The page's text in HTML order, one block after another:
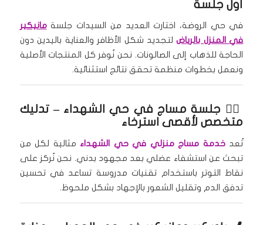
أول جلسة
في حي الروضة، اختارت العديد من السيدات جلسةمانيكير
في المنزل بالرياضلتجديد شكل الأظافر والعناية باليدين دون
الحاجة للذهاب إلى الصالونات. نحن نُوفر كل المنتجات الأصلية
ونعمل بخطوات منظمة تحقق نتائج استثنائية.
🧖‍♀️ جلسة مساج في حي الشهداء – تدليك
متخصص لأقصى استرخاء
تُعدخدمة مساج منزلي في حي الشهداء مثالية لكل من
تبحث عن استشفاء عضلي بعد مجهود بدني. نحن نُركز على
نقاط التوتر باستخدام تقنيات مدروسة تساعد في تحسين
تدفق الدم وتقليل الشعور بالإجهاد بشكل ملحوظ.